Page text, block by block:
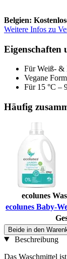
Belgien:
Weitere Infos zu
Eigenschaften
Für Weiß- &
Vegane
Für 15 °C –
Häufig
ecolunes
ecolunes Baby-
Beide in den
Beschreibung
Das Waschmittel